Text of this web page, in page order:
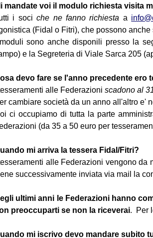
mandate voi il modulo richiesta visita
i sociche ne fanno richiesta a
(Fidal o Fitri), che possono
moduli sono anche disponili presso la
e la Segreteria di Viale Sarca 205
devo fare se l'anno precedente ero
tesseramenti alle Federazioni scadono al
cambiare società da un anno all'altro e'
ci occupiamo di tutta la parte
(da 35 a 50 euro per
mi arriva la tessera Fidal/Fitri?
tesseramenti alle Federazioni vengono da
successivamente inviata via mail la
ultimi anni le Federazioni hanno
preoccuparti se non la riceverai. Per
mi iscrivo devo mandare subito